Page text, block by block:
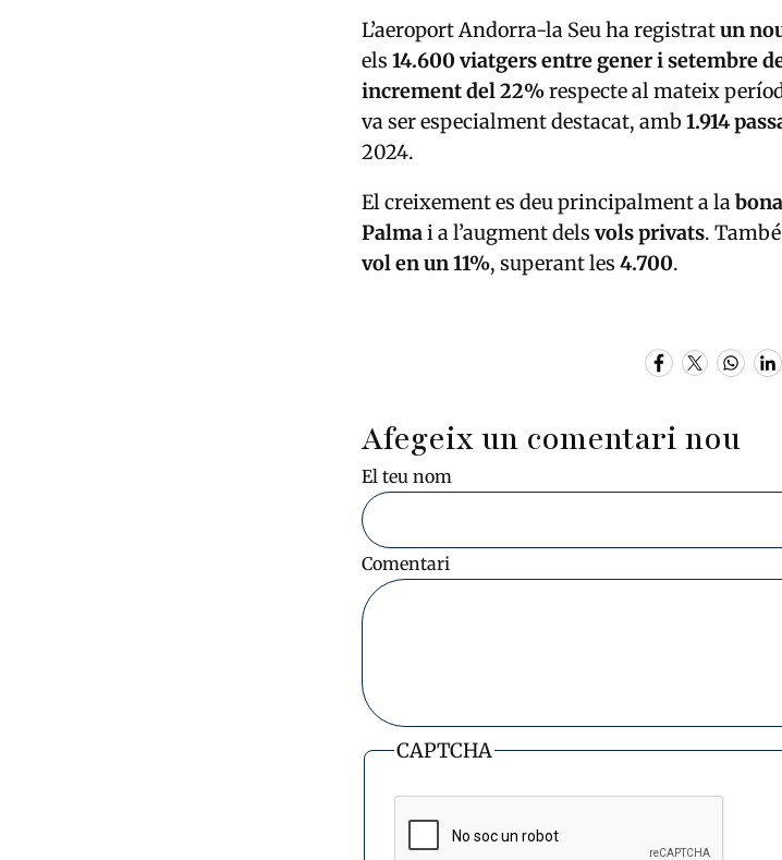
L’aeroport Andorra-la Seu ha registratun
els 14.600 viatgers entre gener i setembre
increment del 22%respecte al mateix
va ser especialment destacat, amb 1.914
2024.
El creixement es deu principalment a la
Palmai a l’augment dels vols privats.
vol en un 11%, superant les 4.700.
Afegeix un comentari nou
El teu nom
Comentari
CAPTCHA